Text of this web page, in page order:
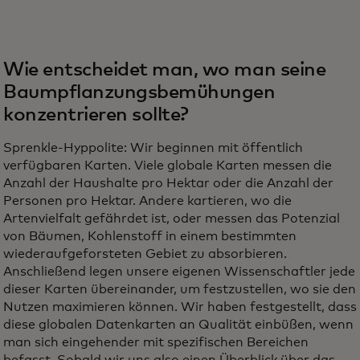
Wie entscheidet man, wo man seine
Baumpflanzungsbemühungen
konzentrieren sollte?
Sprenkle-Hyppolite: Wir beginnen mit öffentlich
verfügbaren Karten. Viele globale Karten messen die
Anzahl der Haushalte pro Hektar oder die Anzahl der
Personen pro Hektar. Andere kartieren, wo die
Artenvielfalt gefährdet ist, oder messen das Potenzial
von Bäumen, Kohlenstoff in einem bestimmten
wiederaufgeforsteten Gebiet zu absorbieren.
Anschließend legen unsere eigenen Wissenschaftler jede
dieser Karten übereinander, um festzustellen, wo sie den
Nutzen maximieren können. Wir haben festgestellt, dass
diese globalen Datenkarten an Qualität einbüßen, wenn
man sich eingehender mit spezifischen Bereichen